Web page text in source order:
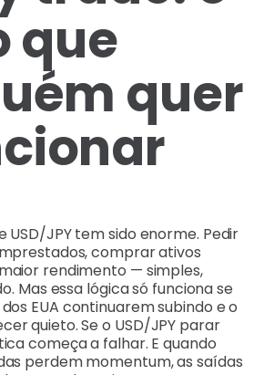
que
quer
JPY tem sido enorme. Pedir
comprar ativos
rendimento — simples,
Mas essa lógica só funciona se
EUA continuarem subindo e o
quieto. Se o USD/JPY parar
começa a falhar. E quando
perdem momentum, as saídas